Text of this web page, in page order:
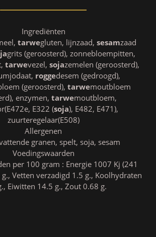
Ingrediënten
tarwegluten, lijnzaad, sesamzaad
grits (geroosterd), zonnebloempitten,
tarwevezel, sojazemelen (geroosterd),
roggedesem (gedroogd),
(geroosterd), tarwemoutbloem
enzymen, tarwemoutbloem,
E322 (soja), E482, E471),
zuurteregelaar(E508)
Allergenen
granen, spelt, soja, sesam
Voedingswaarden
per 100 gram : Energie 1007 Kj (241
g., Vetten verzadigd 1.5 g., Koolhydraten
Eiwitten 14.5 g., Zout 0.68 g.